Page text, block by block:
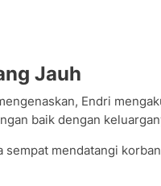
Jauh
Endri
baik dengan
sempat mendatangi